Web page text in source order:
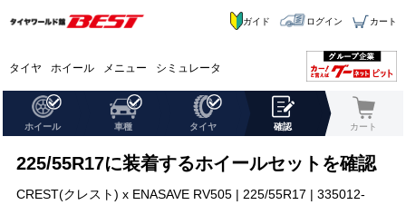
タイヤ ホイール メニュー シミュレータ
ガイド ログイン カート
ホイール 車種 タイヤ 確認 カート
225/55R17に装着するホイールセットを確認
CREST(クレスト) x ENASAVE RV505 | 225/55R17 | 335012-